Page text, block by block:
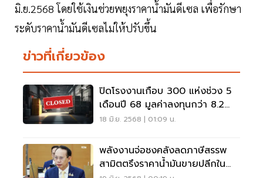
มิ.ย.2568 โดยใช้เงินช่วยพยุงราคาน้ำมันดีเซล เพื่อรักษา
ระดับราคาน้ำมันดีเซลไม่ให้ปรับขึ้น
ข่าวที่เกี่ยวข้อง
ปิดโรงงานเกือบ 300 แห่งช่วง 5
เดือนปี 68 มูลค่าลงทุนกว่า 8.2
พันล้าน
18 มิ.ย. 2568 | 01:09 น.
พลังงานจ่อชงคลังลดภาษีสรรพ
สามิตตรึงราคาน้ำมันขายปลีกใน